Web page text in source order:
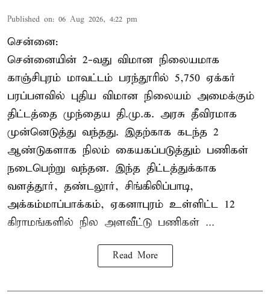
Published on: 06 Aug 2026, 4:22 pm
சென்னை:
சென்னையின் 2-வது விமான நிலையமாக
காஞ்சிபுரம் மாவட்டம் பரந்தூரில் 5,750 ஏக்கர்
பரப்பளவில் புதிய விமான நிலையம் அமைக்கும்
திட்டத்தை முந்தைய தி.மு.க. அரசு தீவிரமாக
முன்னெடுத்து வந்தது. இதற்காக கடந்த 2
ஆண்டுகளாக நிலம் கையகப்படுத்தும் பணிகள்
நடைபெற்று வந்தன. இந்த திட்டத்துக்காக
வளத்தூர், தண்டலூர், சிங்கிலிப்பாடி,
அக்கம்மாப்பாக்கம், ஏகனாபுரம் உள்ளிட்ட 12
கிராமங்களில் நில அளவீட்டு பணிகள் ...
Read More